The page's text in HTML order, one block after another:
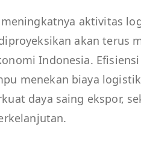
aktivitas
akan terus
Indonesia.
menekan biaya
daya saing ekspor,